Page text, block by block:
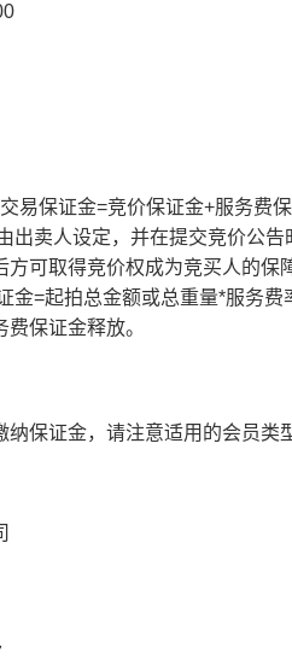
交易保证金=竞价保证金+服务费
出卖人设定，并在提交竞价公
可取得竞价权成为竞买人的保
金=起拍总金额或总重量*服务费
保证金释放。
保证金，请注意适用的会员类